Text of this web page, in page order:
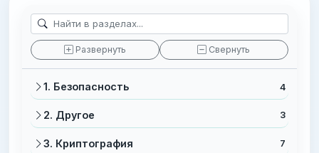
Развернуть Свернуть
1. Безопасность 4
2. Другое 3
3. Криптография 7